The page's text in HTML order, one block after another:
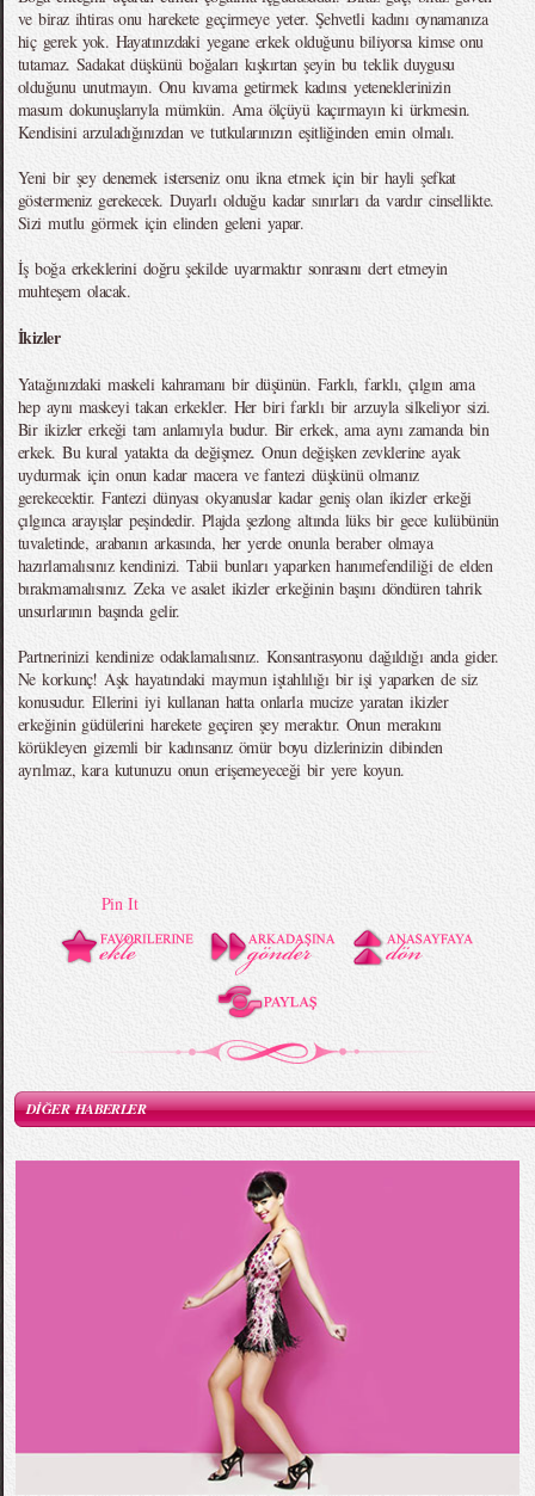
ve biraz ihtiras onu harekete geçirmeye yeter. Şehvetli kadını oynamanıza
hiç gerek yok. Hayatınızdaki yegane erkek olduğunu biliyorsa kimse onu
tutamaz. Sadakat düşkünü boğaları kışkırtan şeyin bu teklik duygusu
olduğunu unutmayın. Onu kıvama getirmek kadınsı yeteneklerinizin
masum dokunuşlarıyla mümkün. Ama ölçüyü kaçırmayın ki ürkmesin.
Kendisini arzuladığınızdan ve tutkularınızın eşitliğinden emin olmalı.
Yeni bir şey denemek isterseniz onu ikna etmek için bir hayli şefkat
göstermeniz gerekecek. Duyarlı olduğu kadar sınırları da vardır cinsellikte.
Sizi mutlu görmek için elinden geleni yapar.
İş boğa erkeklerini doğru şekilde uyarmaktır sonrasını dert etmeyin
muhteşem olacak.
İkizler
Yatağınızdaki maskeli kahramanı bir düşünün. Farklı, farklı, çılgın ama
hep aynı maskeyi takan erkekler. Her biri farklı bir arzuyla silkeliyor sizi.
Bir ikizler erkeği tam anlamıyla budur. Bir erkek, ama aynı zamanda bin
erkek. Bu kural yatakta da değişmez. Onun değişken zevklerine ayak
uydurmak için onun kadar macera ve fantezi düşkünü olmanız
gerekecektir. Fantezi dünyası okyanuslar kadar geniş olan ikizler erkeği
çılgınca arayışlar peşindedir. Plajda şezlong altında lüks bir gece kulübünün
tuvaletinde, arabanın arkasında, her yerde onunla beraber olmaya
hazırlamalısınız kendinizi. Tabii bunları yaparken hanımefendiliği de elden
bırakmamalısınız. Zeka ve asalet ikizler erkeğinin başını döndüren tahrik
unsurlarının başında gelir.
Partnerinizi kendinize odaklamalısınız. Konsantrasyonu dağıldığı anda gider.
Ne korkunç! Aşk hayatındaki maymun iştahlılığı bir işi yaparken de siz
konusudur. Ellerini iyi kullanan hatta onlarla mucize yaratan ikizler
erkeğinin güdülerini harekete geçiren şey meraktır. Onun merakını
körükleyen gizemli bir kadınsanız ömür boyu dizlerinizin dibinden
ayrılmaz, kara kutunuzu onun erişemeyeceği bir yere koyun.
Pin It
DİĞER HABERLER